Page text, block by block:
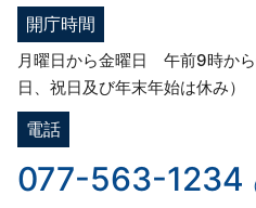
開庁時間
月曜日から金曜日 午前9時か
日、祝日及び年末年始は休み）
電話
077-563-1234